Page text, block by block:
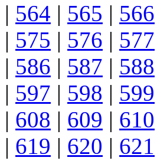
| 564 | 565 | 566
| 575 | 576 | 577
| 586 | 587 | 588
| 597 | 598 | 599
| 608 | 609 | 610
| 619 | 620 | 621